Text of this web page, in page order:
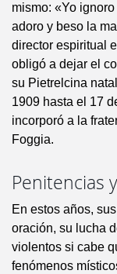
mismo: «Yo
adoro y beso la
director espiritual
obligó a dejar el
su Pietrelcina
1909 hasta el 17
incorporó a la
Foggia.
Penitencias
En estos años,
oración, su lucha
violentos si cabe
fenómenos